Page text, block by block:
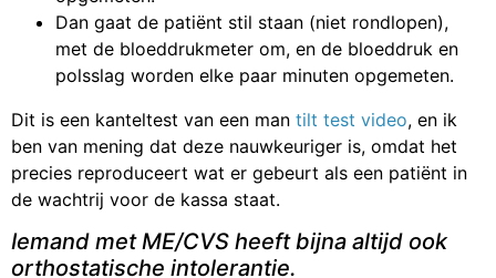
Dan gaat de patiënt stil staan (niet rondlopen),
met de bloeddrukmeter om, en de bloeddruk en
polsslag worden elke paar minuten opgemeten.
Dit is een kanteltest van een man tilt test video, en ik
ben van mening dat deze nauwkeuriger is, omdat het
precies reproduceert wat er gebeurt als een patiënt in
de wachtrij voor de kassa staat.
Iemand met ME/CVS heeft bijna altijd ook
orthostatische intolerantie.